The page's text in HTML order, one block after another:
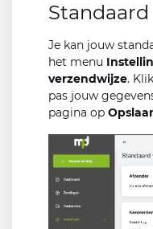
Je kan jouw
het menu
verzendwijze.
pas jouw
pagina op